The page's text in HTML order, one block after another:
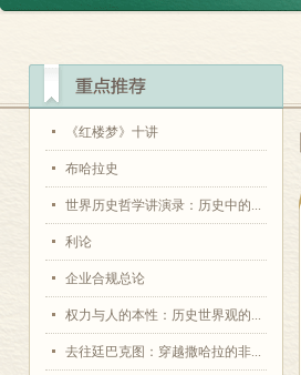
《红楼梦》十讲
布哈拉史
世界历史哲学讲演录：历史中的...
利论
企业合规总论
权力与人的本性：历史世界观的...
去往廷巴克图：穿越撒哈拉的非...